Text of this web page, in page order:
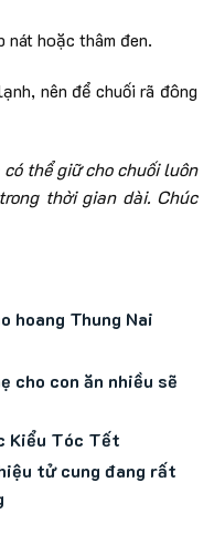
nát hoặc thâm đen.
nên để chuối rã đông
thể giữ cho chuối luôn
thời gian dài. Chúc
hoang Thung Nai
cho con ăn nhiều sẽ
Kiểu Tóc Tết
tử cung đang rất